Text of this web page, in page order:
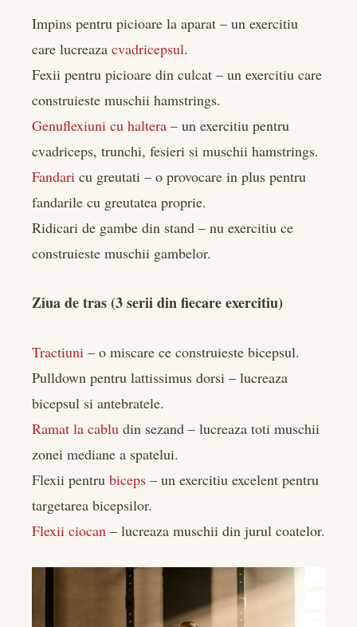
Impins pentru picioare la aparat – un exercitiu
care lucreaza cvadricepsul.
Fexii pentru picioare din culcat – un exercitiu care
construieste muschii hamstrings.
Genuflexiuni cu haltera – un exercitiu pentru
cvadriceps, trunchi, fesieri si muschii hamstrings.
Fandari cu greutati – o provocare in plus pentru
fandarile cu greutatea proprie.
Ridicari de gambe din stand – nu exercitiu ce
construieste muschii gambelor.
Ziua de tras (3 serii din fiecare exercitiu)
Tractiuni – o miscare ce construieste bicepsul.
Pulldown pentru lattissimus dorsi – lucreaza
bicepsul si antebratele.
Ramat la cablu din sezand – lucreaza toti muschii
zonei mediane a spatelui.
Flexii pentru biceps – un exercitiu excelent pentru
targetarea bicepsilor.
Flexii ciocan – lucreaza muschii din jurul coatelor.